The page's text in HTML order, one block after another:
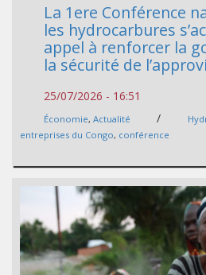
La 1ere Conférence
les hydrocarbures
appel à renforcer la
la sécurité de
25/07/2026 - 16:51
Économie, Actualité /
entreprises du Congo, conférence